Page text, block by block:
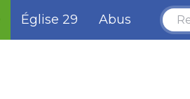
Église 29 Abus